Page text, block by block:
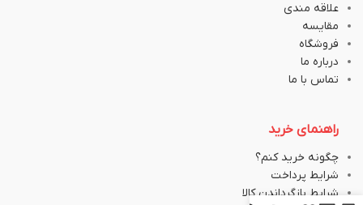
علاقه مندی
مقایسه
فروشگاه
درباره ما
تماس با ما
راهنمای خرید
چگونه خرید کنم؟
شرایط پرداخت
شرایط بازگرداندن کالا